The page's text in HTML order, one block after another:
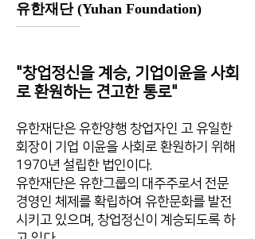
유한재단 (Yuhan Foundation)
"창업정신을 계승, 기업이윤을 사회
로 환원하는 견고한 통로"
유한재단은 유한양행 창업자인 고 유일한
회장이 기업 이윤을 사회로 환원하기 위해
1970년 설립한 법인이다.
유한재단은 유한그룹의 대주주로서 전문
경영인 체제를 확립하여 유한문화를 발전
시키고 있으며, 창업정신이 계승되도록 하